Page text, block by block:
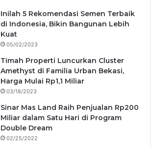
Inilah 5 Rekomendasi Semen Terbaik
di Indonesia, Bikin Bangunan Lebih
Kuat
05/02/2023
Timah Properti Luncurkan Cluster
Amethyst di Familia Urban Bekasi,
Harga Mulai Rp1,1 Miliar
03/18/2023
Sinar Mas Land Raih Penjualan Rp200
Miliar dalam Satu Hari di Program
Double Dream
02/25/2022